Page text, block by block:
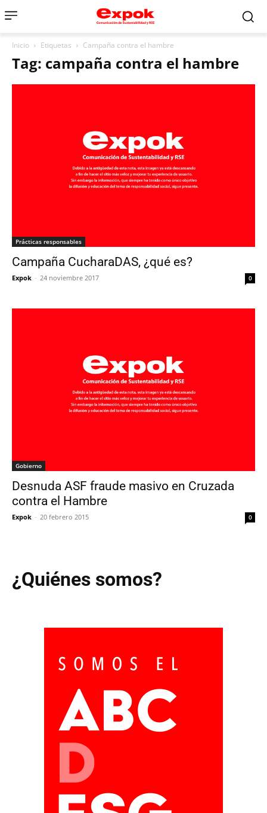
Inicio Etiquetas Campaña contra el hambre
Tag: campaña contra el hambre
Prácticas responsables
Campaña CucharaDAS, ¿qué es?
Expok - 24 noviembre 2017 0
Gobierno
Desnuda ASF fraude masivo en Cruzada
contra el Hambre
Expok - 20 febrero 2015 0
¿Quiénes somos?